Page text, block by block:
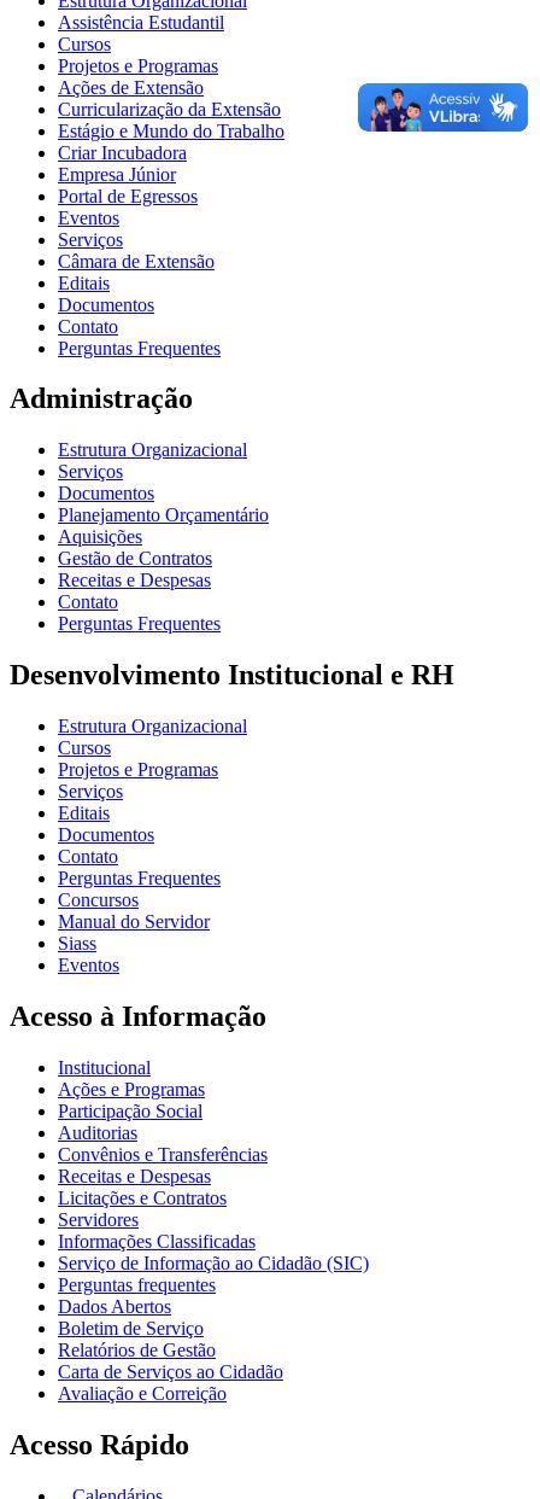
Assistência Estudantil
Cursos
Projetos e Programas
Ações de Extensão
Curricularização da Extensão
Estágio e Mundo do Trabalho
Criar Incubadora
Empresa Júnior
Portal de Egressos
Eventos
Serviços
Câmara de Extensão
Editais
Documentos
Contato
Perguntas Frequentes
Administração
Estrutura Organizacional
Serviços
Documentos
Planejamento Orçamentário
Aquisições
Gestão de Contratos
Receitas e Despesas
Contato
Perguntas Frequentes
Desenvolvimento Institucional e RH
Estrutura Organizacional
Cursos
Projetos e Programas
Serviços
Editais
Documentos
Contato
Perguntas Frequentes
Concursos
Manual do Servidor
Siass
Eventos
Acesso à Informação
Institucional
Ações e Programas
Participação Social
Auditorias
Convênios e Transferências
Receitas e Despesas
Licitações e Contratos
Servidores
Informações Classificadas
Serviço de Informação ao Cidadão (SIC)
Perguntas frequentes
Dados Abertos
Boletim de Serviço
Relatórios de Gestão
Carta de Serviços ao Cidadão
Avaliação e Correição
Acesso Rápido